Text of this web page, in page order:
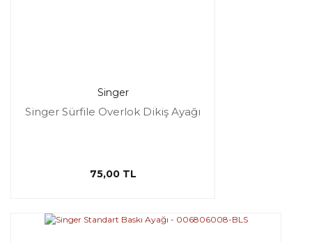
Singer
Singer Sürfile Overlok Dikiş Ayağı
75,00 TL